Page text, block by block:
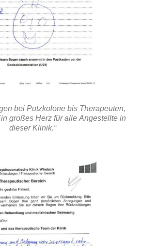
bei Putzkolone bis Therapeuten,
großes Herz für alle Angestellte in
dieser Klinik.“